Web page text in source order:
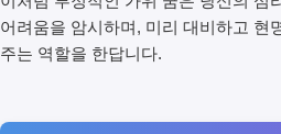
어려움을 암시하며, 미리 대비하고 현
주는 역할을 한답니다.